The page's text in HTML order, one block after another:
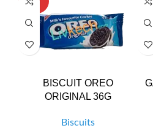
UT
BISCUIT OREO
ORIGINAL 36G
Biscuits